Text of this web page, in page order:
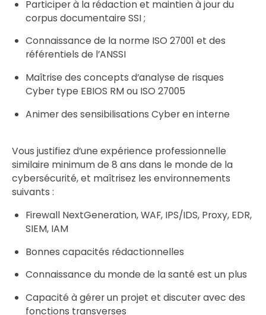
Participer à la rédaction et maintien à jour du
corpus documentaire SSI ;
Connaissance de la norme ISO 27001 et des
référentiels de l’ANSSI
Maîtrise des concepts d’analyse de risques
Cyber type EBIOS RM ou ISO 27005
Animer des sensibilisations Cyber en interne
Vous justifiez d’une expérience professionnelle
similaire minimum de 8 ans dans le monde de la
cybersécurité, et maîtrisez les environnements
suivants :
Firewall NextGeneration, WAF, IPS/IDS, Proxy, EDR,
SIEM, IAM
Bonnes capacités rédactionnelles
Connaissance du monde de la santé est un plus
Capacité à gérer un projet et discuter avec des
fonctions transverses